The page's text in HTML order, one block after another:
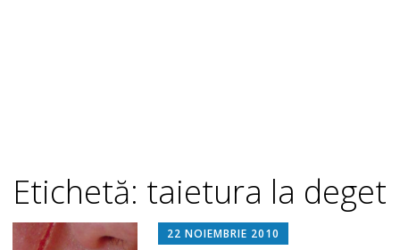
Etichetă: taietura la deget
22 NOIEMBRIE 2010